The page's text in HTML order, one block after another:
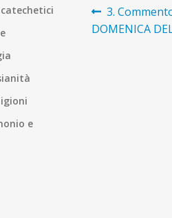
articoli
Articolo
precedente:
3.
DOMENICA
e